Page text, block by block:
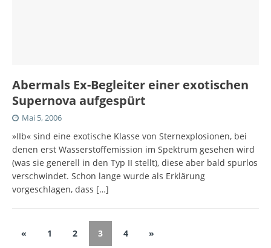
Abermals Ex-Begleiter einer exotischen
Supernova aufgespürt
Mai 5, 2006
»IIb« sind eine exotische Klasse von Sternexplosionen, bei
denen erst Wasserstoffemission im Spektrum gesehen wird
(was sie generell in den Typ II stellt), diese aber bald spurlos
verschwindet. Schon lange wurde als Erklärung
vorgeschlagen, dass […]
« 1 2 3 4 »